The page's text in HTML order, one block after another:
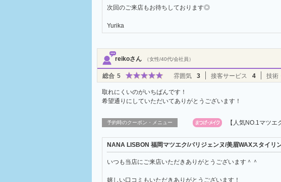
次回のご来店もお待ちしております◎
Yurika
reikoさん （女性/40代/会社員）
総合 5 雰囲気 3 接客サービス 4 技術
取れにくいのがいちばんです！
希望通りにしていただいてありがとうございます！
予約時のクーポン・メニュー 【人気NO.1マツ
NANA LISBON 福岡マツエク/パリジェンヌ/美眉WAXスタイリ
いつも当店にご来店いただきありがとうございます＾＾
嬉しい口コミもいただきありがとうございます！